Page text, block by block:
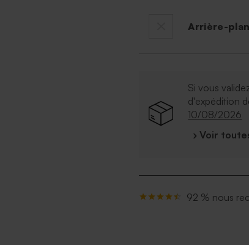
Arrière-plan
Si vous
d'expédition
10/08/2026
› Voir
92 % nous